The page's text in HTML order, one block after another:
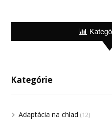
Kategórie
Adaptácia na chlad (12)